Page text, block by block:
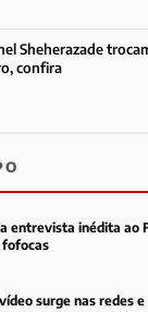
Sheherazade
confira
entrevista inédita ao
fofocas
surge nas redes